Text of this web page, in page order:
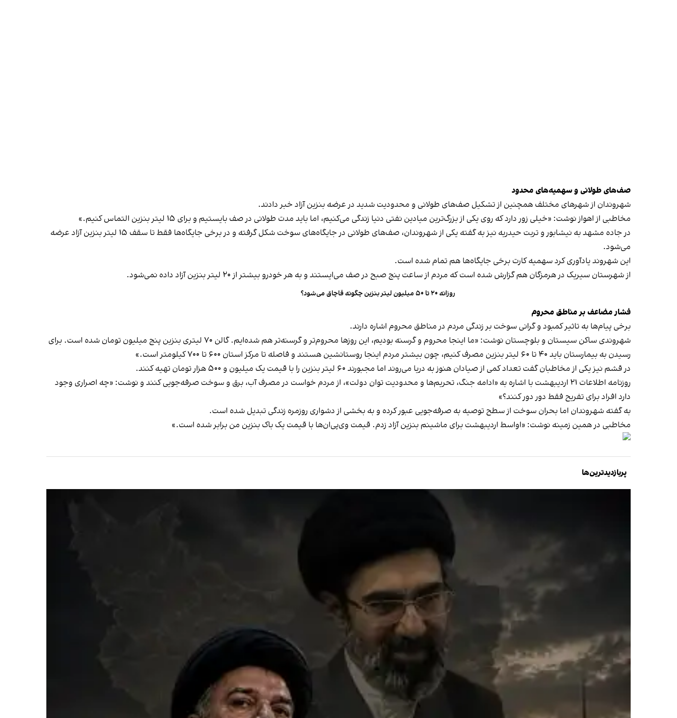
صف‌های طولانی و سهمیه‌های محدود
شهروندان از شهرهای مختلف همچنین از تشکیل صف‌های طولانی و محدودیت شدید در عرضه بنزین آزاد خبر دادند.
مخاطبی از اهواز نوشت: «خیلی زور دارد که روی یکی از بزرگ‌ترین میادین نفتی دنیا زندگی می‌کنیم، اما باید مدت طولانی در صف بایستیم و برای ۱۵ لیتر بنزین التماس کنیم.»
در جاده مشهد به نیشابور و تربت حیدریه نیز به گفته یکی از شهروندان، صف‌های طولانی در جایگاه‌های سوخت شکل گرفته و در برخی جایگاه‌ها فقط تا سقف ۱۵ لیتر بنزین آزاد عرضه
می‌شود.
این شهروند یادآوری کرد سهمیه کارت برخی جایگاه‌ها هم تمام شده است.
از شهرستان سیریک در هرمزگان هم گزارش شده است که مردم از ساعت پنج صبح در صف می‌ایستند و به هر خودرو بیشتر از ۲۰ لیتر بنزین آزاد داده نمی‌شود.
روزانه ۲۰ تا ۵۰ میلیون لیتر بنزین چگونه قاچاق می‌شود؟
فشار مضاعف بر مناطق محروم
برخی پیام‌ها به تاثیر کمبود و گرانی سوخت بر زندگی مردم در مناطق محروم اشاره دارند.
شهروندی ساکن سیستان و بلوچستان نوشت: «ما اینجا محروم و گرسنه بودیم، این روزها محروم‌تر و گرسنه‌تر هم شده‌ایم. گالن ۷۰ لیتری بنزین پنج میلیون تومان شده است. برای
رسیدن به بیمارستان باید ۴۰ تا ۶۰ لیتر بنزین مصرف کنیم، چون بیشتر مردم اینجا روستانشین هستند و فاصله تا مرکز استان ۶۰۰ تا ۷۰۰ کیلومتر است.»
در قشم نیز یکی از مخاطبان گفت تعداد کمی از صیادان هنوز به دریا می‌روند اما مجبورند ۶۰ لیتر بنزین را با قیمت یک میلیون و ۵۰۰ هزار تومان تهیه کنند.
روزنامه اطلاعات ۲۱ اردیبهشت با اشاره به «ادامه جنگ، تحریم‌ها و محدودیت توان دولت»، از مردم خواست در مصرف آب، برق و سوخت صرفه‌جویی کنند و نوشت: «چه اصراری وجود
دارد افراد برای تفریح فقط دور دور کنند؟»
به گفته شهروندان اما بحران سوخت از سطح توصیه به صرفه‌جویی عبور کرده و به بخشی از دشواری روزمره زندگی تبدیل شده است.
مخاطبی در همین زمینه نوشت: «اواسط اردیبهشت برای ماشینم بنزین آزاد زدم. قیمت وی‌پی‌ان‌ها با قیمت یک باک بنزین من برابر شده است.»
پربازدیدترین‌ها